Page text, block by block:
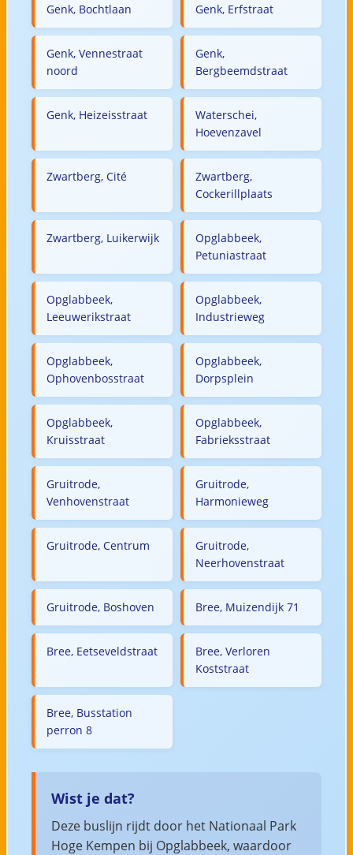
Genk, Bochtlaan Genk, Erfstraat
Genk, Vennestraat
noord
Genk,
Bergbeemdstraat
Genk, Heizeisstraat
Waterschei,
Hoevenzavel
Zwartberg, Cité
Zwartberg,
Cockerillplaats
Zwartberg, Luikerwijk
Opglabbeek,
Petuniastraat
Opglabbeek,
Leeuwerikstraat
Opglabbeek,
Industrieweg
Opglabbeek,
Ophovenbosstraat
Opglabbeek,
Dorpsplein
Opglabbeek,
Kruisstraat
Opglabbeek,
Fabrieksstraat
Gruitrode,
Venhovenstraat
Gruitrode,
Harmonieweg
Gruitrode, Centrum
Gruitrode,
Neerhovenstraat
Gruitrode, Boshoven Bree, Muizendijk 71
Bree, Eetseveldstraat
Bree, Verloren
Koststraat
Bree, Busstation
perron 8
Wist je dat?
Deze buslijn rijdt door het Nationaal Park
Hoge Kempen bij Opglabbeek, waardoor